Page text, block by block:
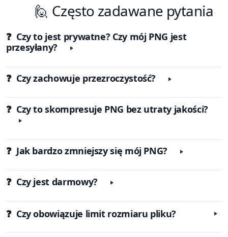
🙋 Często zadawane pytania
❓ Czy to jest prywatne? Czy mój PNG jest
przesyłany?
❓ Czy zachowuje przezroczystość?
❓ Czy to skompresuje PNG bez utraty jakości?
❓ Jak bardzo zmniejszy się mój PNG?
❓ Czy jest darmowy?
❓ Czy obowiązuje limit rozmiaru pliku?